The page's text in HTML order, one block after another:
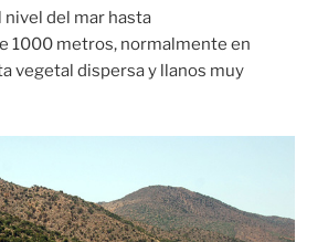
del mar hasta
1000 metros, normalmente en
vegetal dispersa y llanos muy